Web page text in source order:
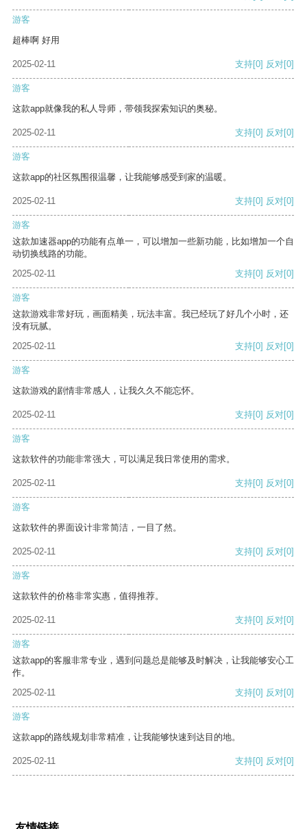
游客
超棒啊 好用
2025-02-11 支持[0] 反对[0]
游客
这款app就像我的私人导师，带领我探索知识的奥秘。
2025-02-11 支持[0] 反对[0]
游客
这款app的社区氛围很温馨，让我能够感受到家的温暖。
2025-02-11 支持[0] 反对[0]
游客
这款加速器app的功能有点单一，可以增加一些新功能，比如增加一个自
动切换线路的功能。
2025-02-11
支持[0] 反对[0]
游客
这款游戏非常好玩，画面精美，玩法丰富。我已经玩了好几个小时，还
没有玩腻。
2025-02-11
支持[0] 反对[0]
游客
这款游戏的剧情非常感人，让我久久不能忘怀。
2025-02-11 支持[0] 反对[0]
游客
这款软件的功能非常强大，可以满足我日常使用的需求。
2025-02-11 支持[0] 反对[0]
游客
这款软件的界面设计非常简洁，一目了然。
2025-02-11 支持[0] 反对[0]
游客
这款软件的价格非常实惠，值得推荐。
2025-02-11 支持[0] 反对[0]
游客
这款app的客服非常专业，遇到问题总是能够及时解决，让我能够安心工
作。
2025-02-11
支持[0] 反对[0]
游客
这款app的路线规划非常精准，让我能够快速到达目的地。
2025-02-11 支持[0] 反对[0]